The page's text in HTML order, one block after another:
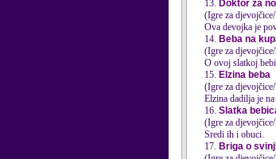
13. Doktor za
(Igre za
Ova devojka je
14. Beba na
(Igre za
O ovoj slatkoj
15. Elzina beba
(Igre za
Elzina dadilja je
16. Slatka
(Igre za
Sredi ih i obuci.
17. Briga o